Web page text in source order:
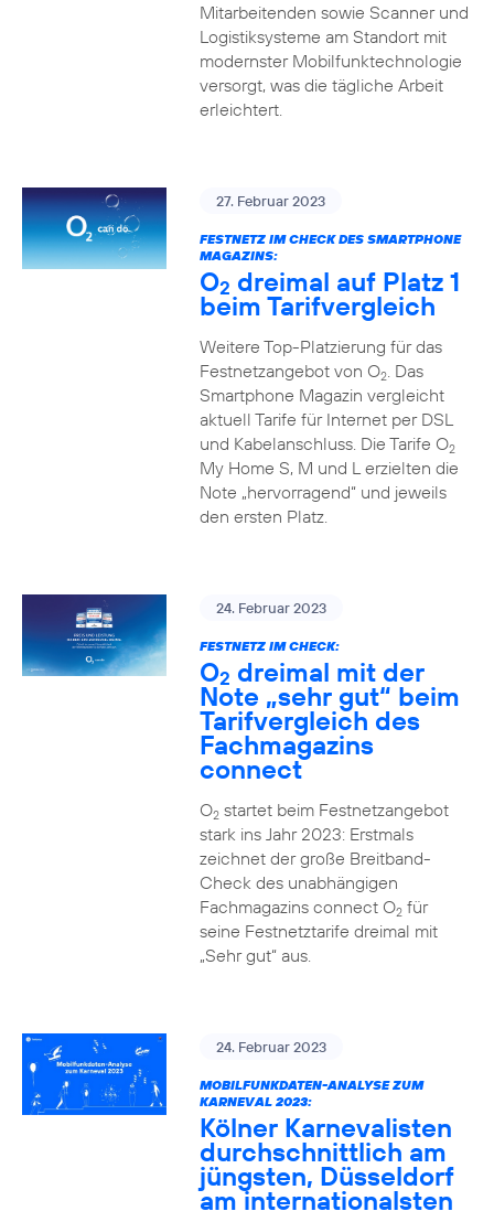
Mitarbeitenden sowie Scanner und
Logistiksysteme am Standort mit
modernster Mobilfunktechnologie
versorgt, was die tägliche Arbeit
erleichtert.
27. Februar 2023
FESTNETZ IM CHECK DES SMARTPHONE
MAGAZINS:
O2 dreimal auf Platz 1
beim Tarifvergleich
Weitere Top-Platzierung für das
Festnetzangebot von O2. Das
Smartphone Magazin vergleicht
aktuell Tarife für Internet per DSL
und Kabelanschluss. Die Tarife O2
My Home S, M und L erzielten die
Note „hervorragend“ und jeweils
den ersten Platz.
24. Februar 2023
FESTNETZ IM CHECK:
O2 dreimal mit der
Note „sehr gut“ beim
Tarifvergleich des
Fachmagazins
connect
O2startet beim Festnetzangebot
stark ins Jahr 2023: Erstmals
zeichnet der große Breitband-
Check des unabhängigen
Fachmagazins connect O2für
seine Festnetztarife dreimal mit
„Sehr gut“ aus.
24. Februar 2023
MOBILFUNKDATEN-ANALYSE ZUM
KARNEVAL 2023:
Kölner Karnevalisten
durchschnittlich am
jüngsten, Düsseldorf
am internationalsten